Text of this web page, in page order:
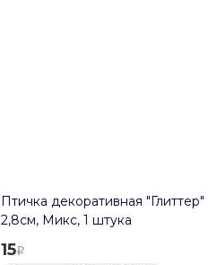
Птичка декоративная "Глиттер"
2,8см, Микс, 1 штука
15